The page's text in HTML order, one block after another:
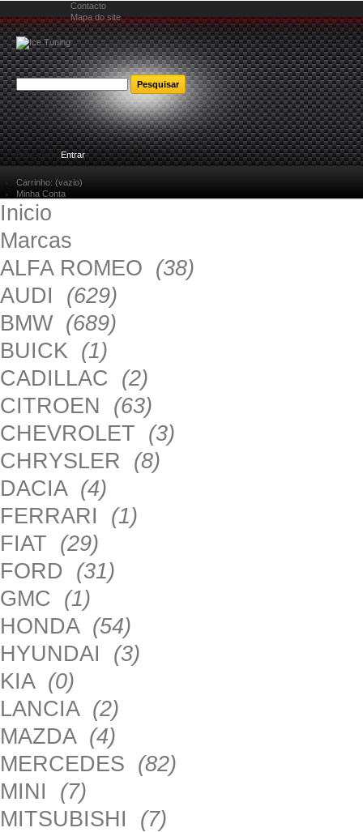
Contacto
Mapa do site
Bem-vindoEntrar
Carrinho: (vazio)
Minha Conta
Inicio
Marcas
ALFA ROMEO (38)
AUDI (629)
BMW (689)
BUICK (1)
CADILLAC (2)
CITROEN (63)
CHEVROLET (3)
CHRYSLER (8)
DACIA (4)
FERRARI (1)
FIAT (29)
FORD (31)
GMC (1)
HONDA (54)
HYUNDAI (3)
KIA (0)
LANCIA (2)
MAZDA (4)
MERCEDES (82)
MINI (7)
MITSUBISHI (7)